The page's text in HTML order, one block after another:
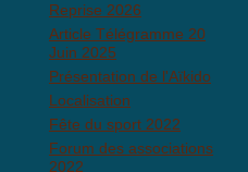
Reprise 2026
Article Télégramme 20
Juin 2025
Présentation de l'Aïkido
Localisation
Fête du sport 2022
Forum des associations
2022